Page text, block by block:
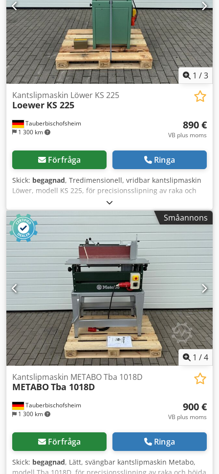
1 /3
Tauberbischofsheim
1 300 km
Kantslipmaskin Löwer KS 225
Loewer KS 225
890 €
VB plus moms
Förfråga Ringa
Skick: begagnad, Tredimensionell, vridbar kantslipmaskin
Löwer, modell KS 225, för precisionsslipning av raka och
böjda träkanter. Den lätta konstruktionen och den
kraftfulla motorn ger ett jämnt slipresultat med hög
avverkningskapacitet. Idealisk för mindre snickerier,
möbeltillverkning och inredningsarbeten. Tekniska data:
Dcjdpfx Aszryx Iebzsk - Användningsområde: Horisontell
kant, horisontell yta eller vertikal, vinklad yta. -
Slipbandbredd: 150 mm - Vridbar: 90° - Motoreffekt: 1 kW
Småannons
1 /4
Tauberbischofsheim
1 300 km
Kantslipmaskin METABO Tba 1018D
METABOTba 1018D
900 €
VB plus moms
Förfråga Ringa
Skick: begagnad, Lätt, svängbar kantslipmaskin Metabo,